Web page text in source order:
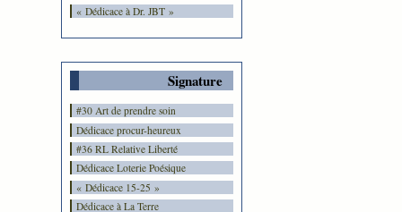
« Dédicace à Dr. JBT »
Signature
#30 Art de prendre soin
Dédicace procur-heureux
#36 RL Relative Liberté
Dédicace Loterie Poésique
« Dédicace 15-25 »
Dédicace à La Terre